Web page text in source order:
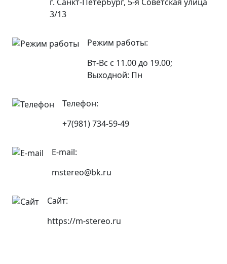
г. Санкт-Петербург, 5-я Советская улица
3/13
Режим работы:
Вт-Вс с 11.00 до 19.00;
Выходной: Пн
Телефон:
+7(981) 734-59-49
E-mail:
mstereo@bk.ru
Сайт:
https://m-stereo.ru